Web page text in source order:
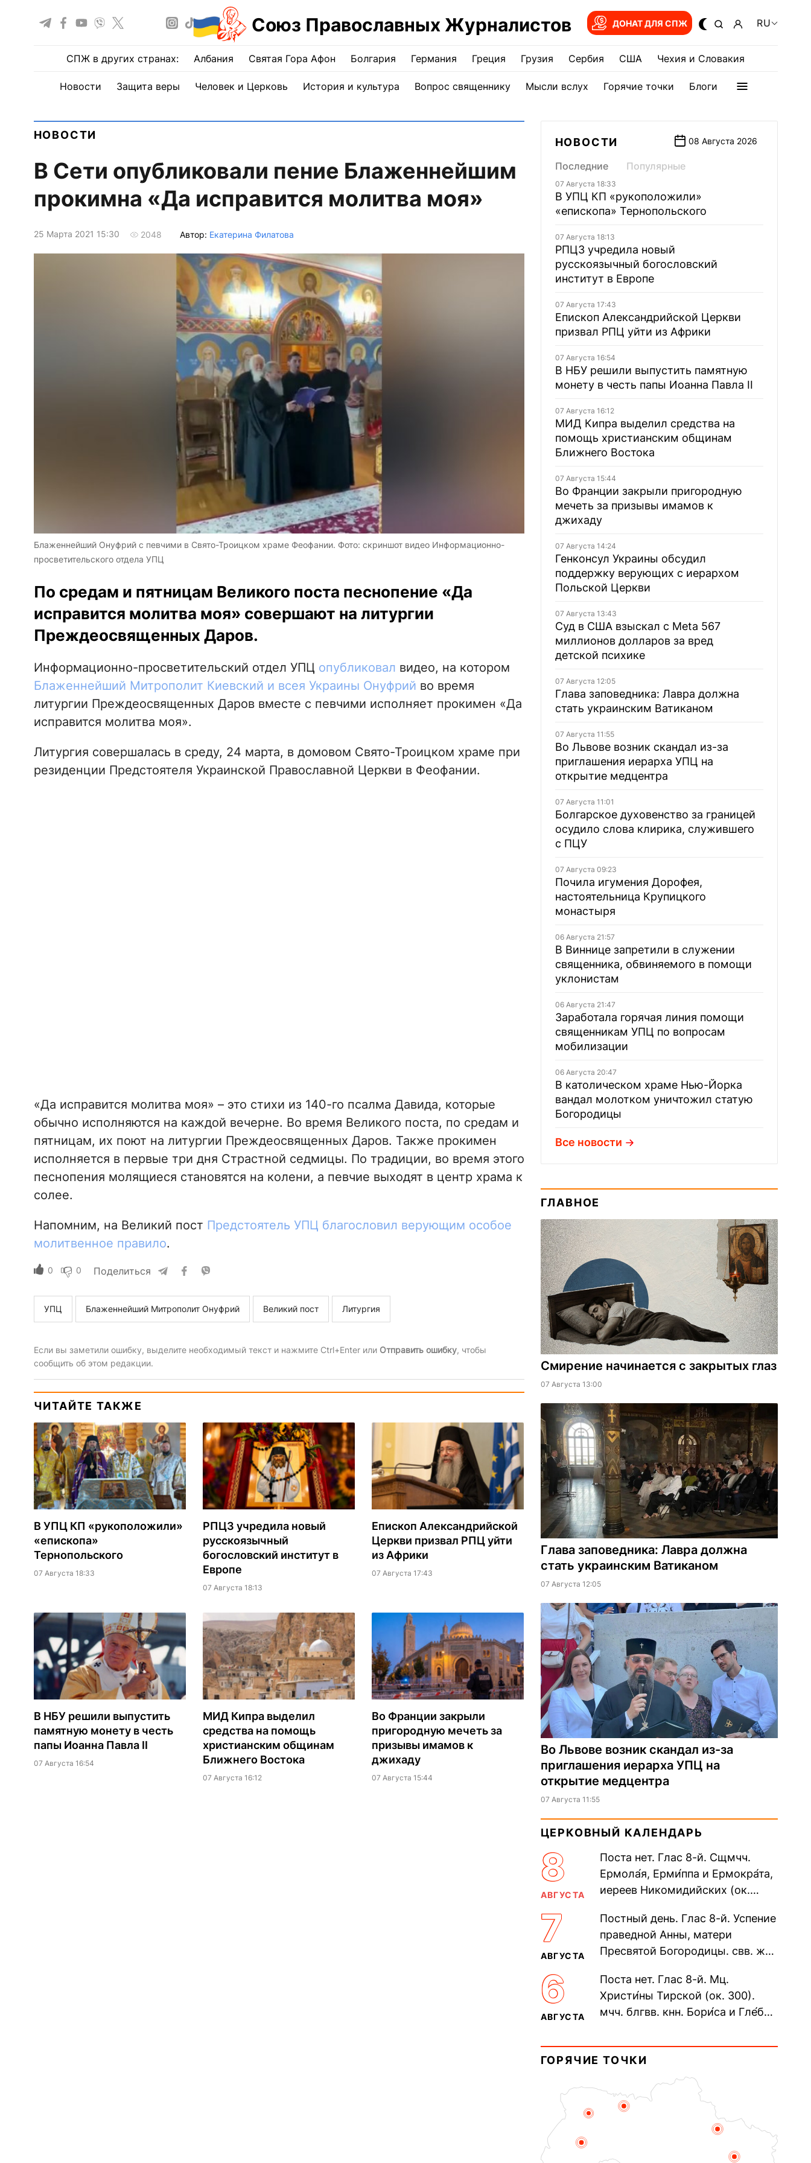
Союз Православных Журналистов ДОНАТ ДЛЯ СПЖ RU
СПЖ в других странах: Албания Святая Гора Афон Болгария Германия Греция Грузия Сербия США Чехия и Словакия
Новости Защита веры Человек и Церковь История и культура Вопрос священнику Мысли вслух Горячие точки Блоги
НОВОСТИ
В Сети опубликовали пение Блаженнейшим
прокимна «Да исправится молитва моя»
25 Марта 2021 15:30 2048 Автор: Екатерина Филатова
Блаженнейший Онуфрий с певчими в Свято-Троицком храме Феофании. Фото: скриншот видео Информационно-
просветительского отдела УПЦ
По средам и пятницам Великого поста песнопение «Да
исправится молитва моя» совершают на литургии
Преждеосвященных Даров.
Информационно-просветительский отдел УПЦ опубликовал видео, на котором
Блаженнейший Митрополит Киевский и всея Украины Онуфрий во время
литургии Преждеосвященных Даров вместе с певчими исполняет прокимен «Да
исправится молитва моя».
Литургия совершалась в среду, 24 марта, в домовом Свято-Троицком храме при
резиденции Предстоятеля Украинской Православной Церкви в Феофании.
«Да исправится молитва моя» – это стихи из 140-го псалма Давида, которые
обычно исполняются на каждой вечерне. Во время Великого поста, по средам и
пятницам, их поют на литургии Преждеосвященных Даров. Также прокимен
исполняется в первые три дня Страстной седмицы. По традиции, во время этого
песнопения молящиеся становятся на колени, а певчие выходят в центр храма к
солее.
Напомним, на Великий пост Предстоятель УПЦ благословил верующим особое
молитвенное правило.
0 0 Поделиться
УПЦ Блаженнейший Митрополит Онуфрий Великий пост Литургия
Если вы заметили ошибку, выделите необходимый текст и нажмите Ctrl+Enter или Отправить ошибку, чтобы
сообщить об этом редакции.
ЧИТАЙТЕ ТАКЖЕ
В УПЦ КП «рукоположили»
«епископа»
Тернопольского
07 Августа 18:33
РПЦЗ учредила новый
русскоязычный
богословский институт в
Европе
07 Августа 18:13
Епископ Александрийской
Церкви призвал РПЦ уйти
из Африки
07 Августа 17:43
В НБУ решили выпустить
памятную монету в честь
папы Иоанна Павла II
07 Августа 16:54
МИД Кипра выделил
средства на помощь
христианским общинам
Ближнего Востока
07 Августа 16:12
Во Франции закрыли
пригородную мечеть за
призывы имамов к
джихаду
07 Августа 15:44
НОВОСТИ 08 Августа 2026
Последние Популярные
07 Августа 18:33
В УПЦ КП «рукоположили»
«епископа» Тернопольского
07 Августа 18:13
РПЦЗ учредила новый
русскоязычный богословский
институт в Европе
07 Августа 17:43
Епископ Александрийской Церкви
призвал РПЦ уйти из Африки
07 Августа 16:54
В НБУ решили выпустить памятную
монету в честь папы Иоанна Павла II
07 Августа 16:12
МИД Кипра выделил средства на
помощь христианским общинам
Ближнего Востока
07 Августа 15:44
Во Франции закрыли пригородную
мечеть за призывы имамов к
джихаду
07 Августа 14:24
Генконсул Украины обсудил
поддержку верующих с иерархом
Польской Церкви
07 Августа 13:43
Суд в США взыскал с Meta 567
миллионов долларов за вред
детской психике
07 Августа 12:05
Глава заповедника: Лавра должна
стать украинским Ватиканом
07 Августа 11:55
Во Львове возник скандал из-за
приглашения иерарха УПЦ на
открытие медцентра
07 Августа 11:01
Болгарское духовенство за границей
осудило слова клирика, служившего
с ПЦУ
07 Августа 09:23
Почила игумения Дорофея,
настоятельница Крупицкого
монастыря
06 Августа 21:57
В Виннице запретили в служении
священника, обвиняемого в помощи
уклонистам
06 Августа 21:47
Заработала горячая линия помощи
священникам УПЦ по вопросам
мобилизации
06 Августа 20:47
В католическом храме Нью-Йорка
вандал молотком уничтожил статую
Богородицы
Все новости
ГЛАВНОЕ
Смирение начинается с закрытых глаз
07 Августа 13:00
Глава заповедника: Лавра должна
стать украинским Ватиканом
07 Августа 12:05
Во Львове возник скандал из-за
приглашения иерарха УПЦ на
открытие медцентра
07 Августа 11:55
ЦЕРКОВНЫЙ КАЛЕНДАРЬ
8
АВГУСТА
Поста нет. Глас 8-й. Сщмчч.
Ермола́я, Ерми́ппа и Ермокра́та,
иереев Никомидийских (ок.
Печерского, в Ближних
пещерах...
7
АВГУСТА
Постный день. Глас 8-й. Успение
праведной Анны, матери
Пресвятой Богородицы. свв. жен
прп. Евпракси́и девы,...
6
АВГУСТА
Поста нет. Глас 8-й. Мц.
Христи́ны Тирской (ок. 300).
мчч. блгвв. кнн. Бори́са и Гле́ба,
Дави́да (1015). Прп....
ГОРЯЧИЕ ТОЧКИ